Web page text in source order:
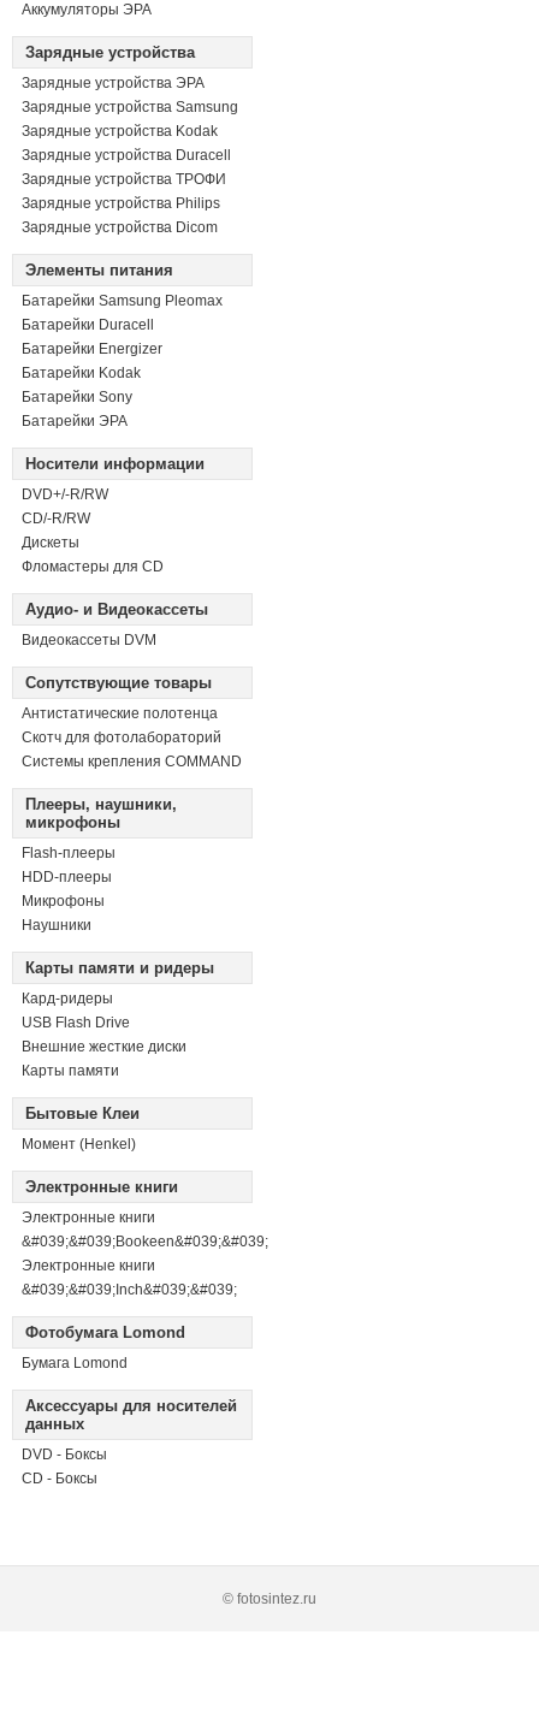
Аккумуляторы ЭРА
Зарядные устройства
Зарядные устройства ЭРА
Зарядные устройства Samsung
Зарядные устройства Kodak
Зарядные устройства Duracell
Зарядные устройства ТРОФИ
Зарядные устройства Philips
Зарядные устройства Dicom
Элементы питания
Батарейки Samsung Pleomax
Батарейки Duracell
Батарейки Energizer
Батарейки Kodak
Батарейки Sony
Батарейки ЭРА
Носители информации
DVD+/-R/RW
СD/-R/RW
Дискеты
Фломастеры для CD
Аудио- и Видеокассеты
Видеокассеты DVM
Сопутствующие товары
Антистатические полотенца
Скотч для фотолабораторий
Системы крепления COMMAND
Плееры, наушники,
микрофоны
Flash-плееры
HDD-плееры
Микрофоны
Наушники
Карты памяти и ридеры
Кард-ридеры
USB Flash Drive
Внешние жесткие диски
Карты памяти
Бытовые Клеи
Момент (Henkel)
Электронные книги
Электронные книги
&#039;&#039;Bookeen&#039;&#039;
Электронные книги
&#039;&#039;Inch&#039;&#039;
Фотобумага Lomond
Бумага Lomond
Аксессуары для носителей
данных
DVD - Боксы
CD - Боксы
© fotosintez.ru